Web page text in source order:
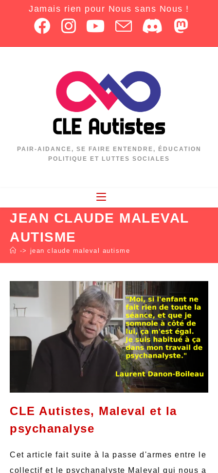
Jamais rien pour Nous sans Nous !
PAIR-AIDANCE, SE FAIRE ENTENDRE, ÉDUCATION
POLITIQUE ET LUTTES SOCIALES
JEAN CLAUDE MALEVAL
AUTISME
-> jean claude maleval autisme
CLE Autistes, Maleval et la
psychanalyse
Cet article fait suite à la passe d'armes entre le
collectif et le psychanalyste Maleval qui nous a